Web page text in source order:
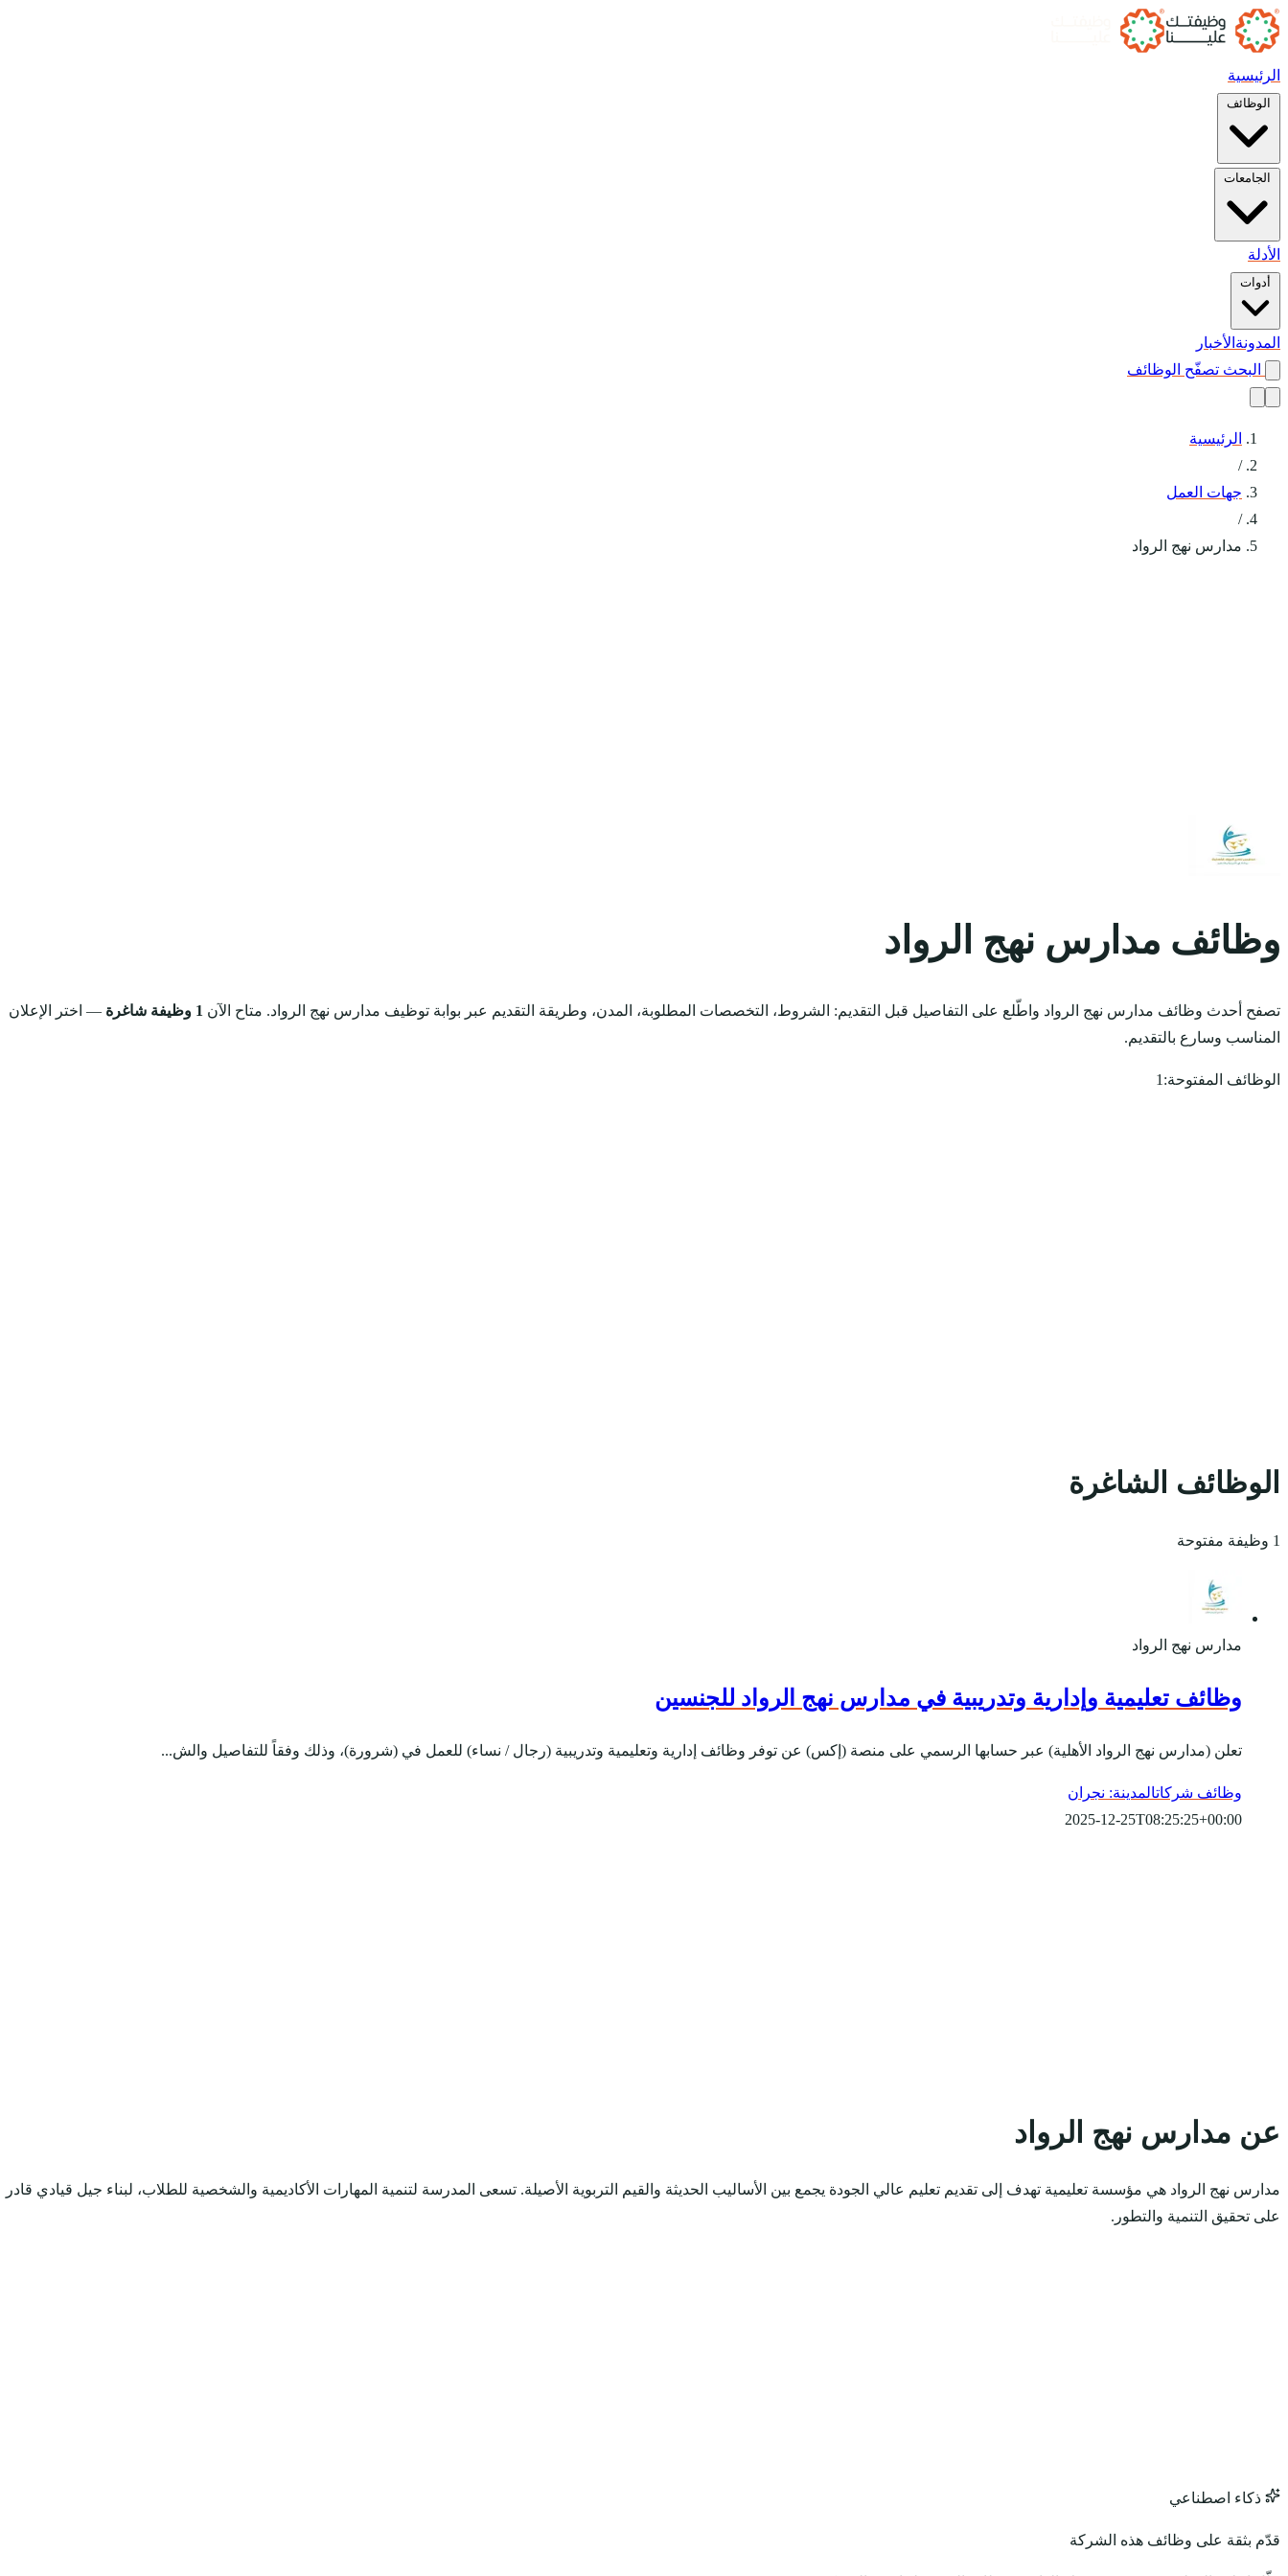
الرئيسية
الوظائف
الجامعات
الأدلة
أدوات
المدونة الأخبار
البحث تصفّح الوظائف
الرئيسية
/
جهات العمل
/
مدارس نهج الرواد
وظائف مدارس نهج الرواد
تصفح أحدث وظائف مدارس نهج الرواد واطّلع على التفاصيل قبل التقديم: الشروط، التخصصات المطلوبة، المدن، وطريقة التقديم عبر بوابة توظيف مدارس نهج الرواد. متاح الآن 1 وظيفة شاغرة
— اختر الإعلان
المناسب وسارع بالتقديم.
الوظائف المفتوحة: 1
الوظائف الشاغرة
1 وظيفة مفتوحة
مدارس نهج الرواد
وظائف تعليمية وإدارية وتدريبية في مدارس نهج الرواد للجنسين
تعلن (مدارس نهج الرواد الأهلية) عبر حسابها الرسمي على منصة (إكس) عن توفر وظائف إدارية وتعليمية وتدريبية (رجال / نساء) للعمل في (شرورة)، وذلك وفقاً للتفاصيل والش...
وظائف شركاتالمدينة: نجران
2025-12-25T08:25:25+00:00
عن مدارس نهج الرواد
مدارس نهج الرواد هي مؤسسة تعليمية تهدف إلى تقديم تعليم عالي الجودة يجمع بين الأساليب الحديثة والقيم التربوية الأصيلة. تسعى المدرسة لتنمية المهارات الأكاديمية والشخصية للطلاب، لبناء جيل قيادي قادر
على تحقيق التنمية والتطور.
ذكاء اصطناعي
قدّم بثقة على وظائف هذه الشركة